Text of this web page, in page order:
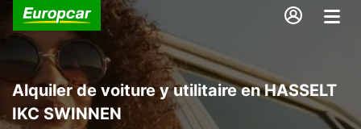
Alquiler de voiture y utilitaire en HASSELT
IKC SWINNEN